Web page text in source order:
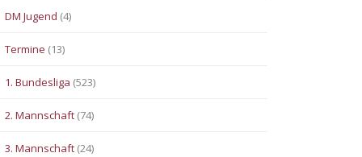
DM Jugend (4)
Termine (13)
1. Bundesliga (523)
2. Mannschaft (74)
3. Mannschaft (24)